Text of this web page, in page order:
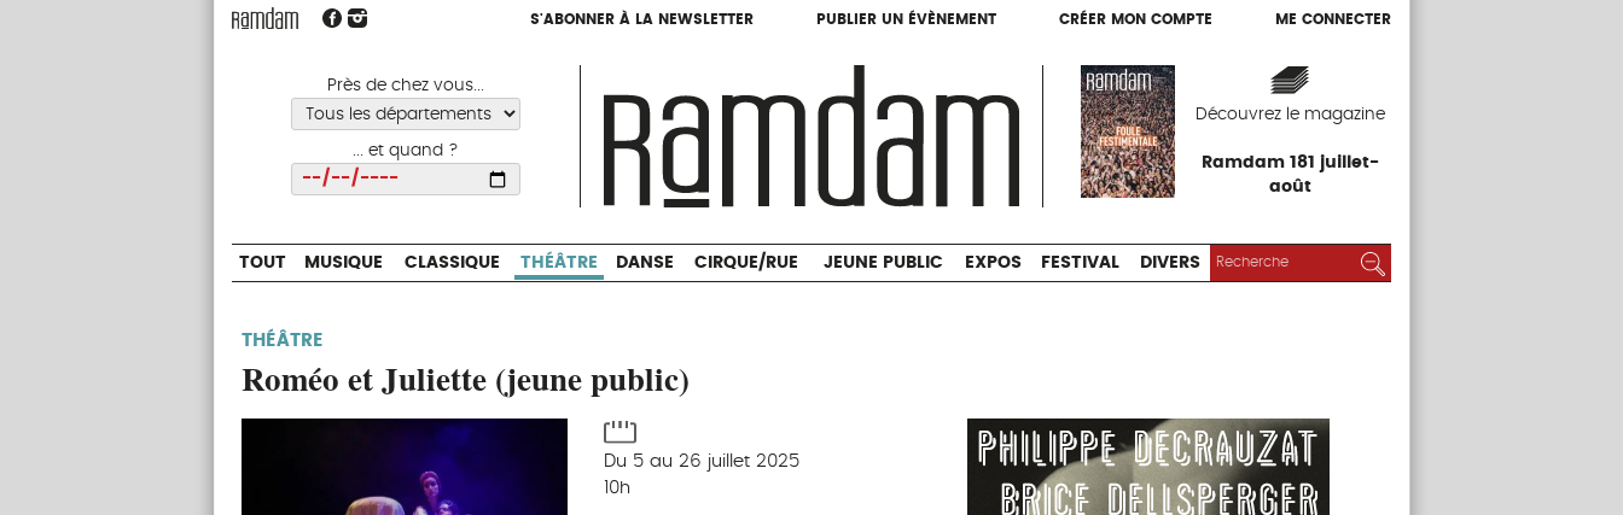
S'ABONNER À LA NEWSLETTER PUBLIER UN ÉVÈNEMENT CRÉER MON COMPTE ME CONNECTER
Près de chez vous...
... et quand ?
Découvrez le magazine
Ramdam 181 juillet-
août
S'ABONNER À LA NEWSLETTER PUBLIER UN ÉVÈNEMENT CRÉER MON COMPTE ME CONNECTER
CIRQUE/RUE JEUNE PUBLIC EXPOS
TOUT MUSIQUE CLASSIQUE THÉÂTRE DANSE CIRQUE/RUE JEUNE PUBLIC EXPOS FESTIVAL DIVERS RECHERCHER :
THÉÂTRE
Roméo et Juliette (jeune public)
Du 5 au 26 juillet 2025
10h